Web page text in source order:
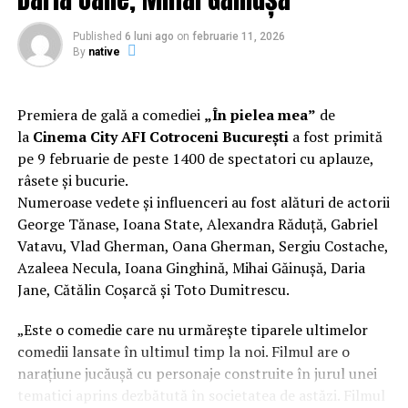
Regizorul și scenaristul Paul Decu , absolvent al
Facultății de Teatru UNATC „I.L.Caragiale” și al
masteratului în regie de film de la MetFilm School
Londra, a colaborat la realizarea primului său
parteAdrian Pădurețu (imagine), Bogdan Ivanovici
(sunet), Anca Miron (scenografie), Francisca Vass
(costume).
O comedie actuală și colorată, filmul„În pielea mea”
are premiera națională pe 10 februarie, distribuit de
T.R.I.B.E. Films.
Mai multe detalii, imagini de la filmări, fragmente din
film și declarații din partea actorilor sunt disponibile pe
paginile social media ale filmului deFacebook,
Instagram,TikTok .
„În Pielea Mea”
este un film produs de: CB MOTION
Published 6 luni ago on februarie 11, 2026
By native
Premiera de gală a comediei „În pielea mea” de
la Cinema City AFI Cotroceni Bucureștia fost primită
pe 9 februarie de peste 1400 de spectatori cu aplauze,
râsete și bucurie.
Numeroase vedete și influenceri au fost alături de actorii
George Tănase, Ioana State, Alexandra Răduță, Gabriel
Vatavu, Vlad Gherman, Oana Gherman, Sergiu Costache,
Azaleea Necula, Ioana Ginghină, Mihai Găinușă, Daria
Jane, Cătălin Coșarcă și Toto Dumitrescu.
„Este o comedie care nu urmărește tiparele ultimelor
comedii lansate în ultimul timp la noi. Filmul are o
narațiune jucăușă cu personaje construite în jurul unei
tematici aprins dezbătută în societatea de astăzi. Filmul